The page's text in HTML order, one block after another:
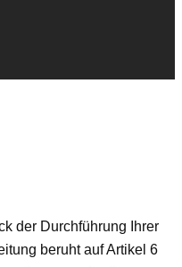
der Durchführung Ihrer
beruht auf Artikel 6